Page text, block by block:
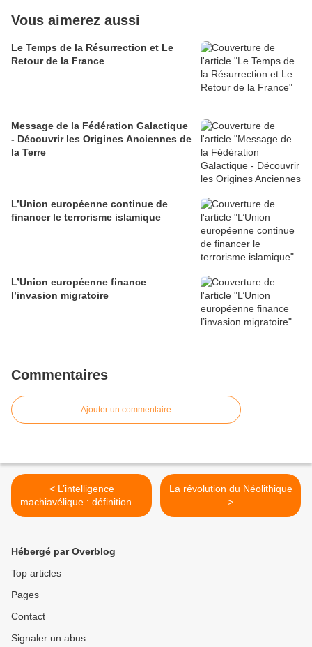
Vous aimerez aussi
Le Temps de la Résurrection et Le
Retour de la France
Message de la Fédération Galactique
- Découvrir les Origines Anciennes de
la Terre
L’Union européenne continue de
financer le terrorisme islamique
L’Union européenne finance
l’invasion migratoire
Commentaires
Ajouter un commentaire
< L’intelligence
machiavélique : définition et
caractéristiques
La révolution du Néolithique
>
Hébergé par Overblog
Top articles
Pages
Contact
Signaler un abus